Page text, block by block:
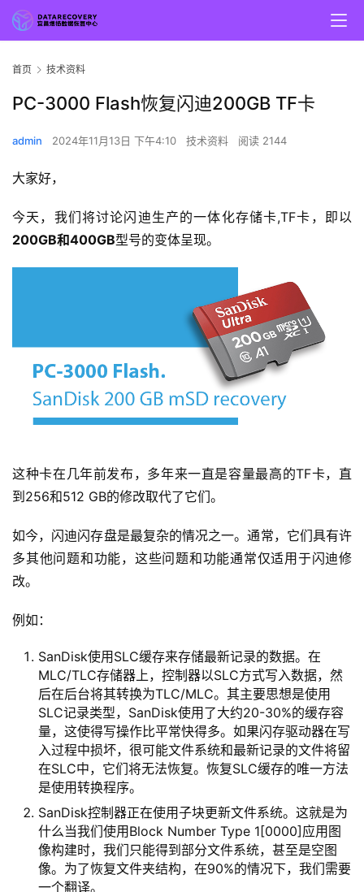
首页 技术资料
PC-3000 Flash恢复闪迪200GB TF卡
admin 2024年11月13日 下午4:10 技术资料 阅读 2144
大家好，
今天，我们将讨论闪迪生产的一体化存储卡,TF卡，即以
200GB和400GB型号的变体呈现。
这种卡在几年前发布，多年来一直是容量最高的TF卡，直
到256和512 GB的修改取代了它们。
如今，闪迪闪存盘是最复杂的情况之一。通常，它们具有许
多其他问题和功能，这些问题和功能通常仅适用于闪迪修
改。
例如：
SanDisk使用SLC缓存来存储最新记录的数据。在
MLC/TLC存储器上，控制器以SLC方式写入数据，然
后在后台将其转换为TLC/MLC。其主要思想是使用
SLC记录类型，SanDisk使用了大约20-30%的缓存容
量，这使得写操作比平常快得多。如果闪存驱动器在写
入过程中损坏，很可能文件系统和最新记录的文件将留
在SLC中，它们将无法恢复。恢复SLC缓存的唯一方法
是使用转换程序。
SanDisk控制器正在使用子块更新文件系统。这就是为
什么当我们使用Block Number Type 1[0000]应用图
像构建时，我们只能得到部分文件系统，甚至是空图
像。为了恢复文件夹结构，在90%的情况下，我们需要
一个翻译。